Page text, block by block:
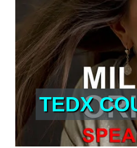
TEDX